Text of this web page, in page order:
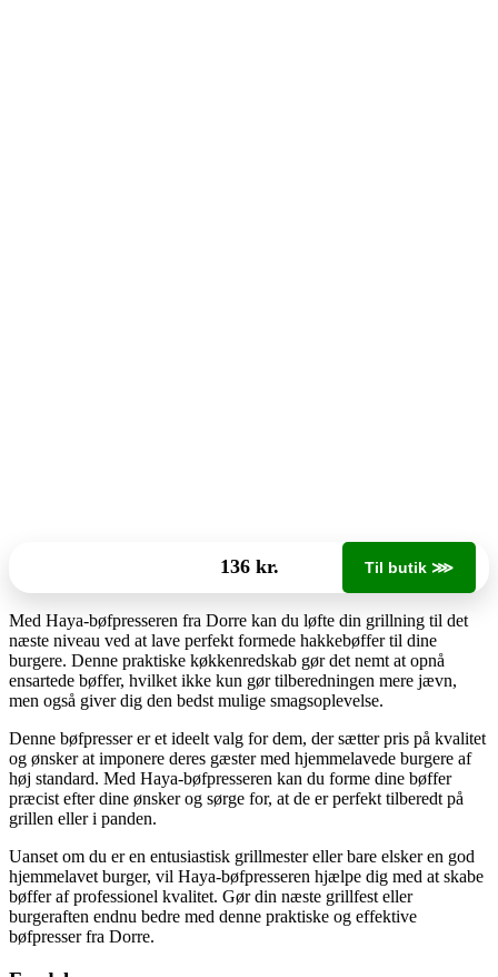
136 kr. Til butik ⋙
Med Haya-bøfpresseren fra Dorre kan du løfte din grillning til det
næste niveau ved at lave perfekt formede hakkebøffer til dine
burgere. Denne praktiske køkkenredskab gør det nemt at opnå
ensartede bøffer, hvilket ikke kun gør tilberedningen mere jævn,
men også giver dig den bedst mulige smagsoplevelse.
Denne bøfpresser er et ideelt valg for dem, der sætter pris på kvalitet
og ønsker at imponere deres gæster med hjemmelavede burgere af
høj standard. Med Haya-bøfpresseren kan du forme dine bøffer
præcist efter dine ønsker og sørge for, at de er perfekt tilberedt på
grillen eller i panden.
Uanset om du er en entusiastisk grillmester eller bare elsker en god
hjemmelavet burger, vil Haya-bøfpresseren hjælpe dig med at skabe
bøffer af professionel kvalitet. Gør din næste grillfest eller
burgeraften endnu bedre med denne praktiske og effektive
bøfpresser fra Dorre.